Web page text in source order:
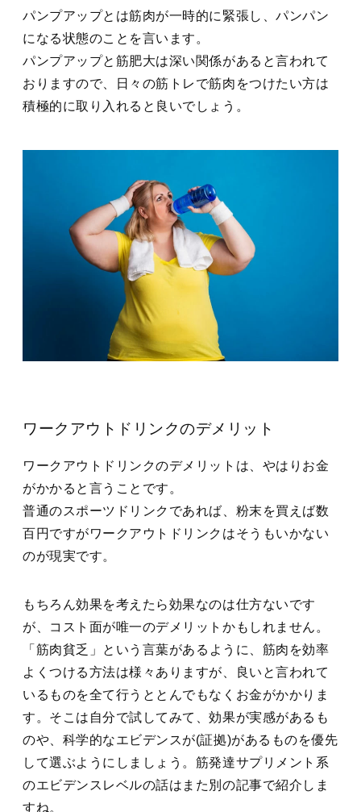
パンプアップとは筋肉が一時的に緊張し、パンパン
になる状態のことを言います。
パンプアップと筋肥大は深い関係があると言われて
おりますので、日々の筋トレで筋肉をつけたい方は
積極的に取り入れると良いでしょう。
ワークアウトドリンクのデメリット
ワークアウトドリンクのデメリットは、やはりお金
がかかると言うことです。
普通のスポーツドリンクであれば、粉末を買えば数
百円ですがワークアウトドリンクはそうもいかない
のが現実です。
もちろん効果を考えたら効果なのは仕方ないです
が、コスト面が唯一のデメリットかもしれません。
「筋肉貧乏」
という言葉があるように、筋肉を効率
よくつける方法は様々ありますが、良いと言われて
いるものを全て行うととんでもなくお金がかかりま
す。そこは自分で試してみて、効果が実感があるも
のや、科学的なエビデンスが(証拠)があるものを優先
して選ぶようにしましょう。筋発達サプリメント系
のエビデンスレベルの話はまた別の記事で紹介しま
すね。